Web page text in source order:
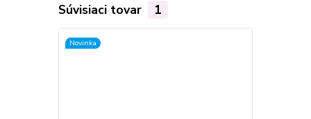
Súvisiaci tovar 1
Novinka